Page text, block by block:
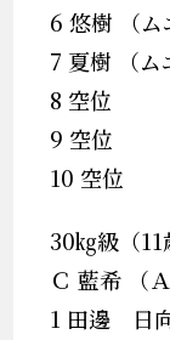
6 悠樹 （ム
7 夏樹 （ム
8 空位
9 空位
10 空位
30㎏級（11
Ｃ 藍希 （
1 田邊 日